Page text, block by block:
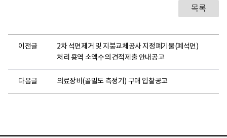
목록
이전글
2차 석면제거 및 지붕교체공사 지정폐기물(폐석면)
처리 용역 소액수의 견적제출 안내공고
다음글 의료장비(골밀도 측정기) 구매 입찰공고